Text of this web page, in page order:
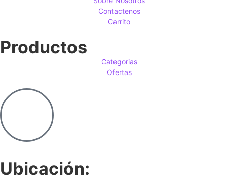
Contactenos
Carrito
Productos
Categorias
Ofertas
Ubicación: